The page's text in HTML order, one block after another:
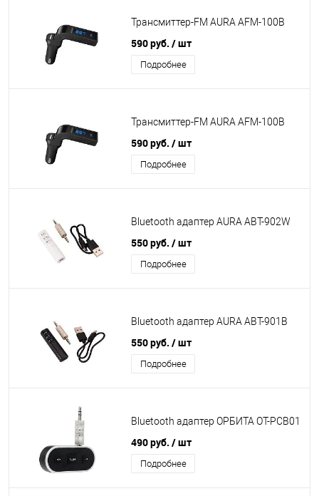
Трансмиттер-FM AURA AFM-100B
590 руб. / шт
Подробнее
Трансмиттер-FM AURA AFM-100B
590 руб. / шт
Подробнее
Bluetooth адаптер AURA ABT-902W
550 руб. / шт
Подробнее
Bluetooth адаптер AURA ABT-901B
550 руб. / шт
Подробнее
Bluetooth адаптер ОРБИТА ОТ-РСВ01
490 руб. / шт
Подробнее